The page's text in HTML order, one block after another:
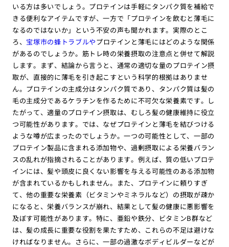
いる方は多いでしょう。プロテインは手軽にタンパク質を補給で
きる便利なアイテムですが、一方で「プロテインを飲むと薄毛に
なるのではないか」という不安の声も聞かれます。実際のとこ
ろ、 宝塚市の蜂トラブルやプロテインと薄毛にはどのような関係
があるのでしょうか。筋トレ時の栄養摂取の注意点と併せて解説
します。まず、結論から言うと、通常の適切な量のプロテイン摂
取が、直接的に薄毛を引き起こすという科学的根拠はありませ
ん。プロテインの主成分はタンパク質であり、タンパク質は髪の
毛の主成分であるケラチンを作るために不可欠な栄養素です。し
たがって、適量のプロテイン摂取は、むしろ髪の健康維持に役立
つ可能性があります。では、なぜプロテインと薄毛を結びつける
ような噂が広まったのでしょうか。一つの可能性として、一部の
プロテイン製品に含まれる添加物や、過剰摂取による栄養バラン
スの乱れが指摘されることがあります。例えば、質の低いプロテ
インには、髪や頭皮に良くない影響を与える可能性のある添加物
が含まれているかもしれません。また、プロテインに頼りすぎ
て、他の重要な栄養素（ビタミンやミネラルなど）の摂取が疎か
になると、栄養バランスが崩れ、結果として髪の健康に悪影響を
及ぼす可能性があります。特に、亜鉛や鉄分、ビタミンB群など
は、髪の成長に重要な役割を果たすため、これらの不足は避けな
ければなりません。さらに、一部の過激なボディビルダーなどが